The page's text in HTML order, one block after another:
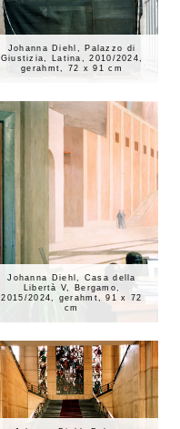
Johanna Diehl, Palazzo di
Giustizia, Latina, 2010/2024,
gerahmt, 72 x 91 cm
Johanna Diehl, Casa della
Libertà V, Bergamo,
2015/2024, gerahmt, 91 x 72
cm